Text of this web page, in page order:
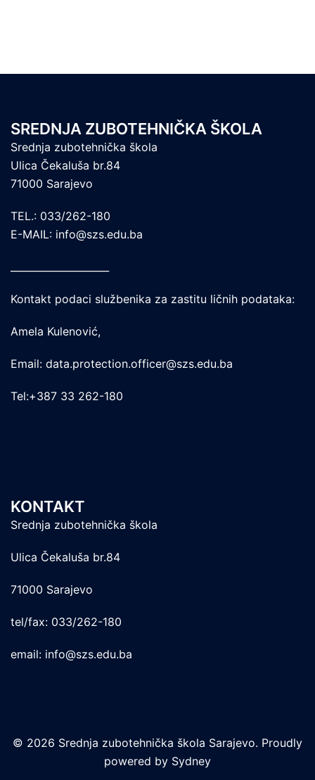
SREDNJA ZUBOTEHNIČKA ŠKOLA
Srednja zubotehnička škola
Ulica Čekaluša br.84
71000 Sarajevo
TEL.: 033/262-180
E-MAIL: info@szs.edu.ba
Kontakt podaci službenika za zastitu ličnih podataka:
Amela Kulenović,
Email: data.protection.officer@szs.edu.ba
Tel:+387 33 262-180
KONTAKT
Srednja zubotehnička škola
Ulica Čekaluša br.84
71000 Sarajevo
tel/fax: 033/262-180
email: info@szs.edu.ba
© 2026 Srednja zubotehnička škola Sarajevo. Proudly
powered by Sydney